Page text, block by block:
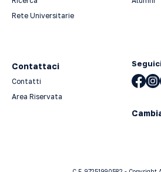
Rete Universitarie
Contattaci
Contatti
Area Riservata